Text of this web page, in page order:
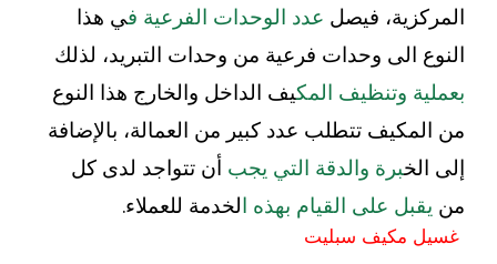
المركزية، فيصل عدد الوحدات الفرعية في هذا
النوع الى وحدات فرعية من وحدات التبريد، لذلك
بعملية وتنظيف المكيف الداخل والخارج هذا النوع
من المكيف تتطلب عدد كبير من العمالة، بالإضافة
إلى الخبرة والدقة التي يجب أن تتواجد لدى كل
من يقبل على القيام بهذه الخدمة للعملاء.
غسيل مكيف سبليت